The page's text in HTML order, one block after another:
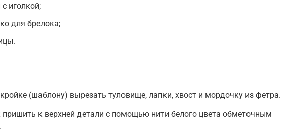
иголкой;
для брелока;
(шаблону) вырезать туловище, лапки, хвост и мордочку из фетра.
пришить к верхней детали с помощью нити белого цвета обметочным